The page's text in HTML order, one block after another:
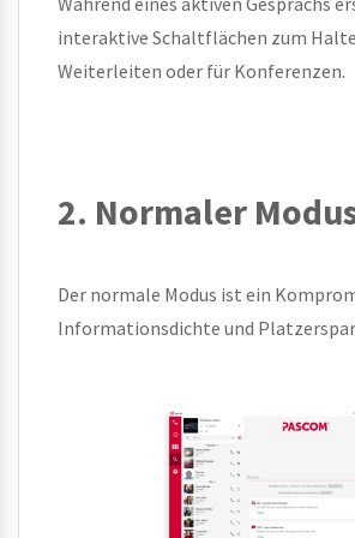
interaktive Schaltflächen zum
Weiterleiten oder für Konferenzen.
2. Normaler
Der normale Modus ist ein
Informationsdichte und